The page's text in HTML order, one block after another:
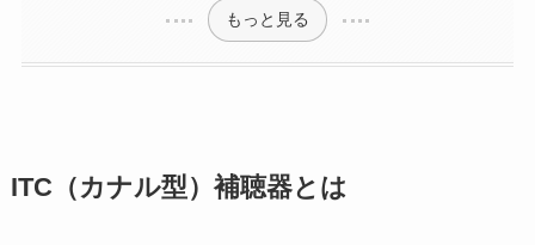
もっと見る
ITC（カナル型）補聴器とは